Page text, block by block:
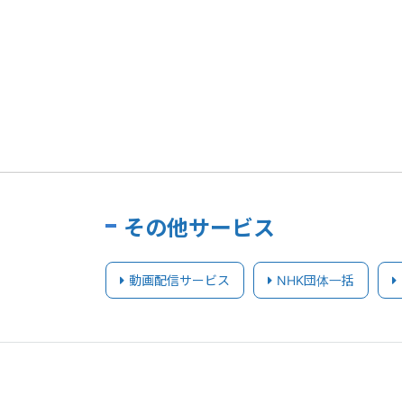
その他サービス
動画配信サービス NHK団体一括